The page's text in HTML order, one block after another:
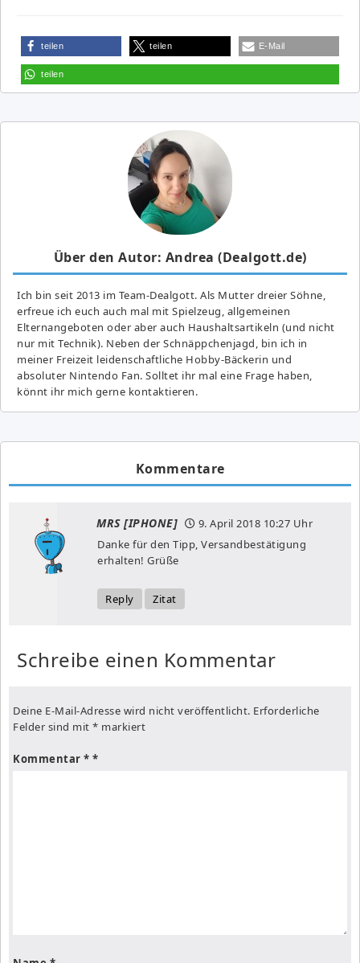
teilen teilen E-Mail
teilen
Über den Autor: Andrea (Dealgott.de)
Ich bin seit 2013 im Team-Dealgott. Als Mutter dreier Söhne,
erfreue ich euch auch mal mit Spielzeug, allgemeinen
Elternangeboten oder aber auch Haushaltsartikeln (und nicht
nur mit Technik). Neben der Schnäppchenjagd, bin ich in
meiner Freizeit leidenschaftliche Hobby-Bäckerin und
absoluter Nintendo Fan. Solltet ihr mal eine Frage haben,
könnt ihr mich gerne kontaktieren.
Kommentare
MRS [IPHONE] 9. April 2018 10:27 Uhr
Danke für den Tipp, Versandbestätigung
erhalten! Grüße
Reply Zitat
Schreibe einen Kommentar
Deine E-Mail-Adresse wird nicht veröffentlicht. Erforderliche
Felder sind mit * markiert
Kommentar *